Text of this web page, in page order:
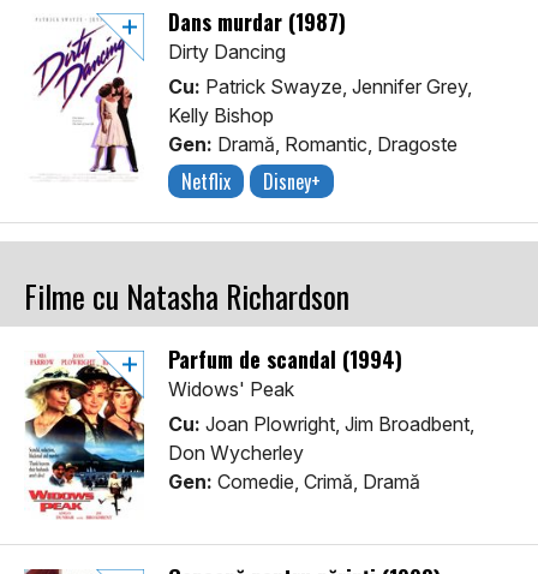
Dans murdar (1987)
Dirty Dancing
Cu: Patrick Swayze, Jennifer Grey,
Kelly Bishop
Gen: Dramă, Romantic, Dragoste
Netflix Disney+
Filme cu Natasha Richardson
Parfum de scandal (1994)
Widows' Peak
Cu: Joan Plowright, Jim Broadbent,
Don Wycherley
Gen: Comedie, Crimă, Dramă